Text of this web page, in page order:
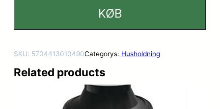
KØB
SKU: 5704413010490Categorys: Husholdning
Related products